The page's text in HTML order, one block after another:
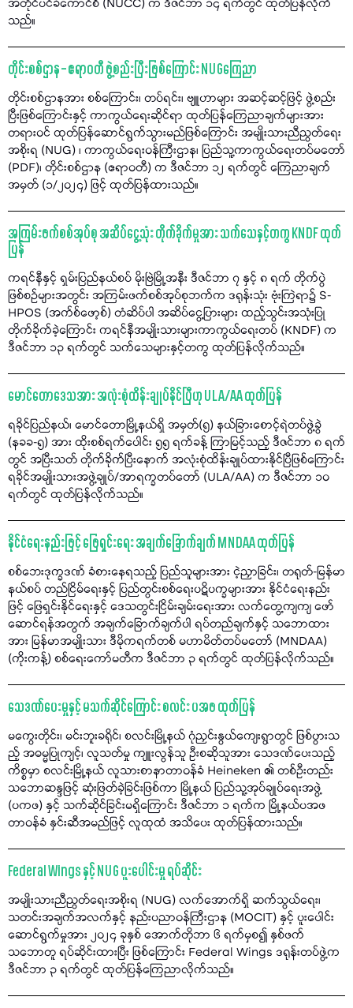
အတိုင်ပင်ခံကောင်စီ (NUCC) က ဒီဇင်ဘာ ၁၄ ရက်တွင် ထုတ်ပြန်လိုက်
သည်။
တိုင်းစစ်ဌာန – ဧရာဝတီ ဖွဲ့စည်းပြီးဖြစ်ကြောင်း NUGကြေညာ
တိုင်းစစ်ဌာနအား စစ်ကြောင်း၊ တပ်ရင်း၊ ဗျူဟာများ အဆင့်ဆင့်ဖြင့် ဖွဲ့စည်း
ပြီးဖြစ်ကြောင်းနှင့် ကာကွယ်ရေးဆိုင်ရာ ထုတ်ပြန်ကြေညာချက်များအား
တရားဝင် ထုတ်ပြန်ဆောင်ရွက်သွားမည်ဖြစ်ကြောင်း အမျိုးသားညီညွတ်ရေး
အစိုးရ (NUG) ၊ ကာကွယ်ရေးဝန်ကြီးဌာန၊ ပြည်သူ့ကာကွယ်ရေးတပ်မတော်
(PDF)၊ တိုင်းစစ်ဌာန (ဧရာဝတီ) က ဒီဇင်ဘာ ၁၂ ရက်တွင် ကြေညာချက်
အမှတ် (၁/၂၀၂၄) ဖြင့် ထုတ်ပြန်ထားသည်။
အကြမ်းဖက်စစ်အုပ်စု အဆိပ်ငွေ့သုံး တိုက်ခိုက်မှုအား သက်သေနှင့်တကွ KNDF ထုတ်
ပြန်
ကရင်နီနှင့် ရှမ်းပြည်နယ်စပ် မိုးဗြဲမြို့အနီး ဒီဇင်ဘာ ၇ နှင့် ၈ ရက် တိုက်ပွဲ
ဖြစ်စဉ်များအတွင်း အကြမ်းဖက်စစ်အုပ်စုဘက်က ဒရုန်းသုံး ဗုံးကြဲရာ၌ S-
HPOS (အက်စ်ဖော့စ်) တံဆိပ်ပါ အဆိပ်ငွေ့ပြားများ ထည့်သွင်းအသုံးပြု
တိုက်ခိုက်ခဲ့ကြောင်း ကရင်နီအမျိုးသားများကာကွယ်ရေးတပ် (KNDF) က
ဒီဇင်ဘာ ၁၃ ရက်တွင် သက်သေများနှင့်တကွ ထုတ်ပြန်လိုက်သည်။
မောင်တောဒေသအား အလုံးစုံထိန်းချုပ်နိုင်ပြီဟု ULA/AA ထုတ်ပြန်
ရခိုင်ပြည်နယ်၊ မောင်တောမြို့နယ်ရှိ အမှတ်(၅) နယ်ခြားစောင့်ရဲတပ်ဖွဲ့ခွဲ
(နခခ-၅) အား ထိုးစစ်ရက်ပေါင်း ၅၅ ရက်ခန့် ကြာမြင့်သည့် ဒီဇင်ဘာ ၈ ရက်
တွင် အပြီးသတ် တိုက်ခိုက်ပြီးနောက် အလုံးစုံထိန်းချုပ်ထားနိုင်ပြီဖြစ်ကြောင်း
ရခိုင်အမျိုးသားအဖွဲ့ချုပ်/အာရက္ခတပ်တော် (ULA/AA) က ဒီဇင်ဘာ ၁၀
ရက်တွင် ထုတ်ပြန်လိုက်သည်။
နိုင်ငံရေးနည်းဖြင့် ဖြေရှင်းရေး အချက်ခြောက်ချက် MNDAA ထုတ်ပြန်
စစ်ဘေးဒုက္ခဒဏ် ခံစားနေရသည့် ပြည်သူများအား ငဲ့ညှာခြင်း၊ တရုတ်-မြန်မာ
နယ်စပ် တည်ငြိမ်ရေးနှင့် ပြည်တွင်းစစ်ရေးပဋိပက္ခများအား နိုင်ငံရေးနည်း
ဖြင့် ဖြေရှင်းနိုင်ရေးနှင့် ဒေသတွင်းငြိမ်းချမ်းရေးအား လက်တွေ့ကျကျ ဖော်
ဆောင်ရန်အတွက် အချက်ခြောက်ချက်ပါ ရပ်တည်ချက်နှင့် သဘောထား
အား မြန်မာအမျိုးသား ဒီမိုကရက်တစ် မဟာမိတ်တပ်မတော် (MNDAA)
(ကိုးကန့်) စစ်ရေးကော်မတီက ဒီဇင်ဘာ ၃ ရက်တွင် ထုတ်ပြန်လိုက်သည်။
သေဒဏ်ပေးမှုနှင့် မသက်ဆိုင်ကြောင်း စလင်း ပအဖ ထုတ်ပြန်
မကွေးတိုင်း၊ မင်းဘူးခရိုင်၊ စလင်းမြို့နယ် ဂုံညှင်းနွယ်ကျေးရွာတွင် ဖြစ်ပွားသ
ည့် အဓမ္မပြုကျင့်၊ လူသတ်မှု ကျူးလွန်သူ ဦးစဆိုသူအား သေဒဏ်ပေးသည့်
ကိစ္စမှာ စလင်းမြို့နယ် လူသားစာနာတာဝန်ခံ Heineken ၏ တစ်ဦးတည်း
သဘောဆန္ဒဖြင့် ဆုံးဖြတ်ခဲ့ခြင်းဖြစ်ကာ မြို့နယ် ပြည်သူ့အုပ်ချုပ်ရေးအဖွဲ့
(ပကဖ) နှင့် သက်ဆိုင်ခြင်းမရှိကြောင်း ဒီဇင်ဘာ ၁ ရက်က မြို့နယ်ပအဖ
တာဝန်ခံ နှင်းဆီအမည်ဖြင့် လူထုထံ အသိပေး ထုတ်ပြန်ထားသည်။
Federal Wings နှင့် NUG ပူးပေါင်းမှု ရပ်ဆိုင်း
အမျိုးသားညီညွတ်ရေးအစိုးရ (NUG) လက်အောက်ရှိ ဆက်သွယ်ရေး၊
သတင်းအချက်အလက်နှင့် နည်းပညာဝန်ကြီးဌာန (MOCIT) နှင့် ပူးပေါင်း
ဆောင်ရွက်မှုအား ၂၀၂၄ ခုနှစ် အောက်တိုဘာ ၆ ရက်မှစ၍ နှစ်ဖက်
သဘောတူ ရပ်ဆိုင်းထားပြီး ဖြစ်ကြောင်း Federal Wings ဒရုန်းတပ်ဖွဲ့က
ဒီဇင်ဘာ ၃ ရက်တွင် ထုတ်ပြန်ကြေညာလိုက်သည်။